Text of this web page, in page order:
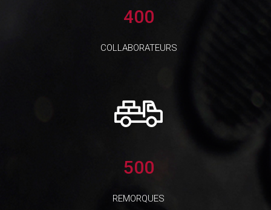
400
COLLABORATEURS
500
REMORQUES